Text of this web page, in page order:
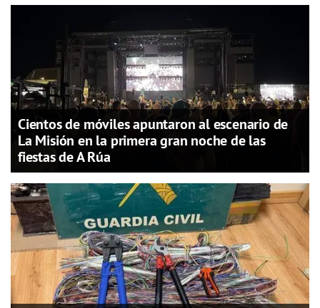
Cientos de móviles apuntaron al escenario de
La Misión en la primera gran noche de las
fiestas de A Rúa